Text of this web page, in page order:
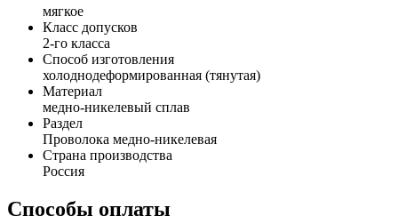
мягкое
Класс допусков
2-го класса
Способ изготовления
холоднодеформированная (тянутая)
Материал
медно-никелевый сплав
Раздел
Проволока медно-никелевая
Страна производства
Россия
Способы оплаты